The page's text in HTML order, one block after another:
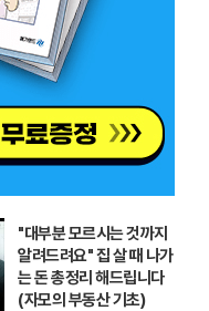
"대부분 모르시는 것까지
알려드려요" 집 살 때 나가
는 돈 총정리 해드립니다
(자모의 부동산 기초)